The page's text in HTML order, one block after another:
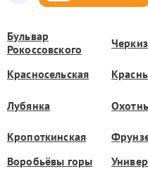
Бульвар
Рокоссовского
Красносельская
Лубянка
Кропоткинская
Воробьёвы горы